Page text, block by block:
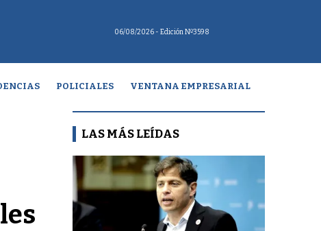
06/08/2026 - Edición Nº3598
POLICIALES VENTANA EMPRESARIAL
LAS MÁS LEÍDAS